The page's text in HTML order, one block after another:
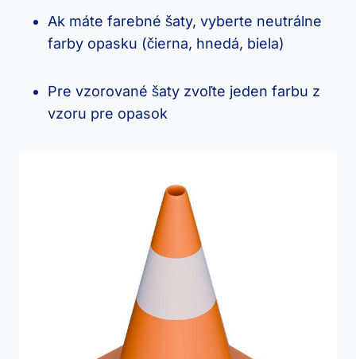
Ak máte farebné šaty, vyberte neutrálne
farby opasku (čierna, hnedá, biela)
Pre vzorované šaty zvoľte jeden farbu z
vzoru pre opasok